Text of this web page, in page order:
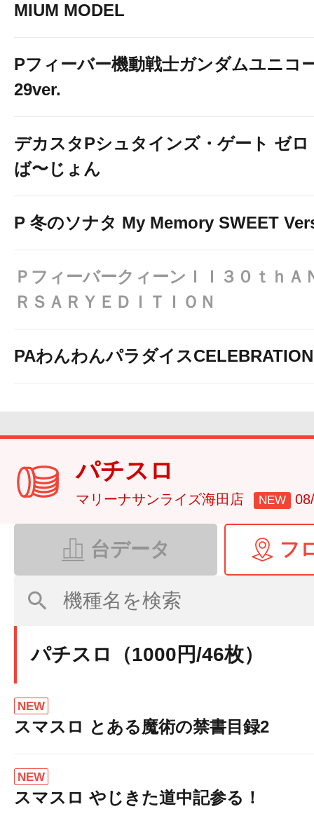
MIUM MODEL
Pフィーバー機動戦士ガンダムユニコ
29ver.
デカスタPシュタインズ・ゲート ゼ
ば〜じょん
P 冬のソナタ My Memory SWEET
ＰフィーバークィーンＩＩ３０ｔｈＡ
ＲＳＡＲＹＥＤＩＴＩＯＮ
PAわんわんパラダイスCELEBRATION
パチスロ
マリーナサンライズ海田店 NEW
台データ フ
パチスロ（1000円/46枚）
NEW
スマスロ とある魔術の禁書目録2
NEW
スマスロ やじきた道中記参る！